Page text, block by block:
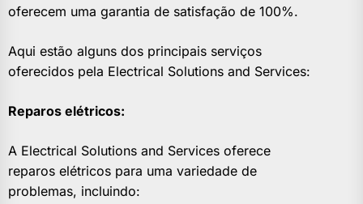
oferecem uma garantia de satisfação de 100%.
Aqui estão alguns dos principais serviços
oferecidos pela Electrical Solutions and Services:
Reparos elétricos:
A Electrical Solutions and Services oferece
reparos elétricos para uma variedade de
problemas, incluindo: